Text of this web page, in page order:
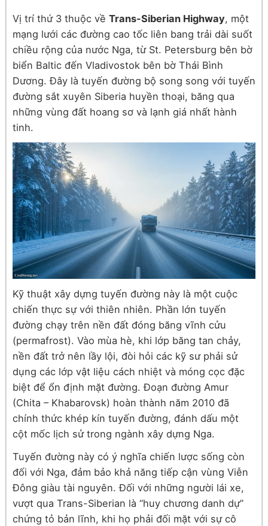
Vị trí thứ 3 thuộc về Trans-Siberian Highway, một
mạng lưới các đường cao tốc liên bang trải dài suốt
chiều rộng của nước Nga, từ St. Petersburg bên bờ
biển Baltic đến Vladivostok bên bờ Thái Bình
Dương. Đây là tuyến đường bộ song song với tuyến
đường sắt xuyên Siberia huyền thoại, băng qua
những vùng đất hoang sơ và lạnh giá nhất hành
tinh.
Kỹ thuật xây dựng tuyến đường này là một cuộc
chiến thực sự với thiên nhiên. Phần lớn tuyến
đường chạy trên nền đất đóng băng vĩnh cửu
(permafrost). Vào mùa hè, khi lớp băng tan chảy,
nền đất trở nên lầy lội, đòi hỏi các kỹ sư phải sử
dụng các lớp vật liệu cách nhiệt và móng cọc đặc
biệt để ổn định mặt đường. Đoạn đường Amur
(Chita – Khabarovsk) hoàn thành năm 2010 đã
chính thức khép kín tuyến đường, đánh dấu một
cột mốc lịch sử trong ngành xây dựng Nga.
Tuyến đường này có ý nghĩa chiến lược sống còn
đối với Nga, đảm bảo khả năng tiếp cận vùng Viễn
Đông giàu tài nguyên. Đối với những người lái xe,
vượt qua Trans-Siberian là “huy chương danh dự”
chứng tỏ bản lĩnh, khi họ phải đối mặt với sự cô